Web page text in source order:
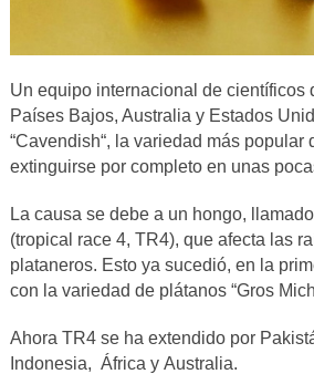
Un equipo internacional de científicos
Países Bajos, Australia y Estados
“Cavendish“, la variedad más popular
extinguirse por completo en unas
La causa se debe a un hongo,
(tropical race 4, TR4), que afecta las
plataneros. Esto ya sucedió, en la
con la variedad de plátanos “Gros
Ahora TR4 se ha extendido por
Indonesia, África y Australia.